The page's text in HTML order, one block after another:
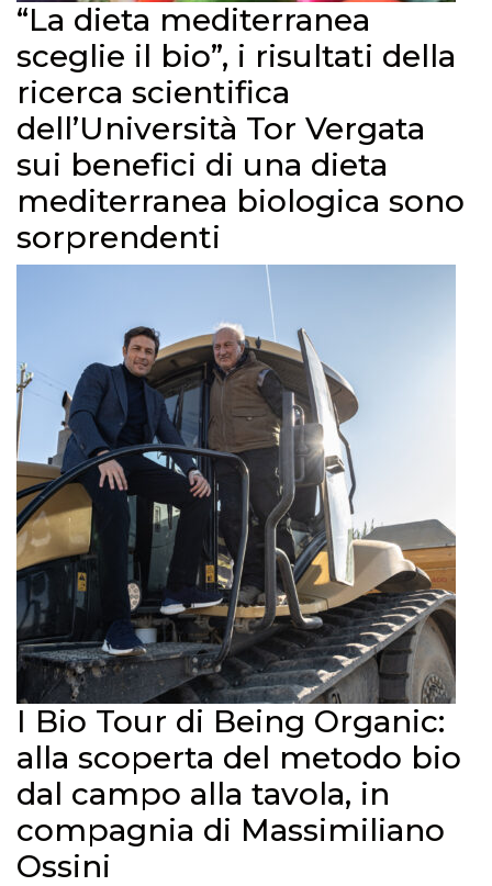
“La dieta mediterranea
sceglie il bio”, i risultati della
ricerca scientifica
dell’Università Tor Vergata
sui benefici di una dieta
mediterranea biologica sono
sorprendenti
I Bio Tour di Being Organic:
alla scoperta del metodo bio
dal campo alla tavola, in
compagnia di Massimiliano
Ossini